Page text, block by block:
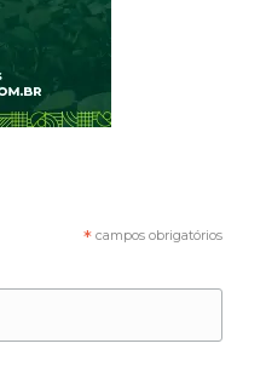
* campos obrigatórios